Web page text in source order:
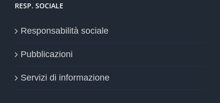
RESP. SOCIALE
Responsabilità sociale
Pubblicazioni
Servizi di informazione